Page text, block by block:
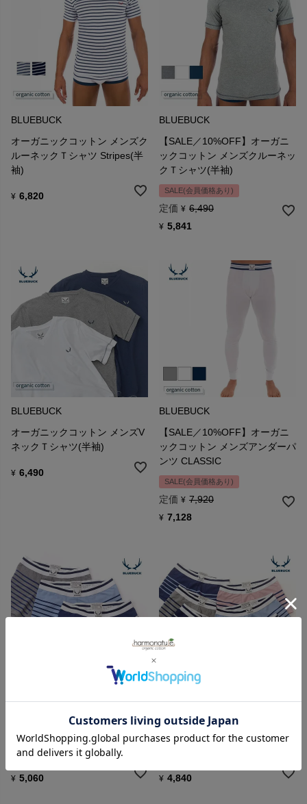
BLUEBUCK
オーガニックコットン メンズク
ルーネックＴシャツ Stripes(半
袖)
¥ 6,820
BLUEBUCK
【SALE／10%OFF】オーガニ
ックコットン メンズクルーネッ
クＴシャツ(半袖)
SALE(会員価格あり)
定価 ¥ 6,490
¥ 5,841
BLUEBUCK
オーガニックコットン メンズV
ネックＴシャツ(半袖)
¥ 6,490
BLUEBUCK
【SALE／10%OFF】オーガニ
ックコットン メンズアンダーパ
ンツ CLASSIC
SALE(会員価格あり)
定価 ¥ 7,920
¥ 7,128
BLUEBUCK
オーガニックコットン メンズボ
クサーパンツ BoxerBrief
Stripes
¥ 5,060
BLUEBUCK
オーガニックコットン メンズボ
クサーパンツ NAUTICAL Trunk
¥ 4,840